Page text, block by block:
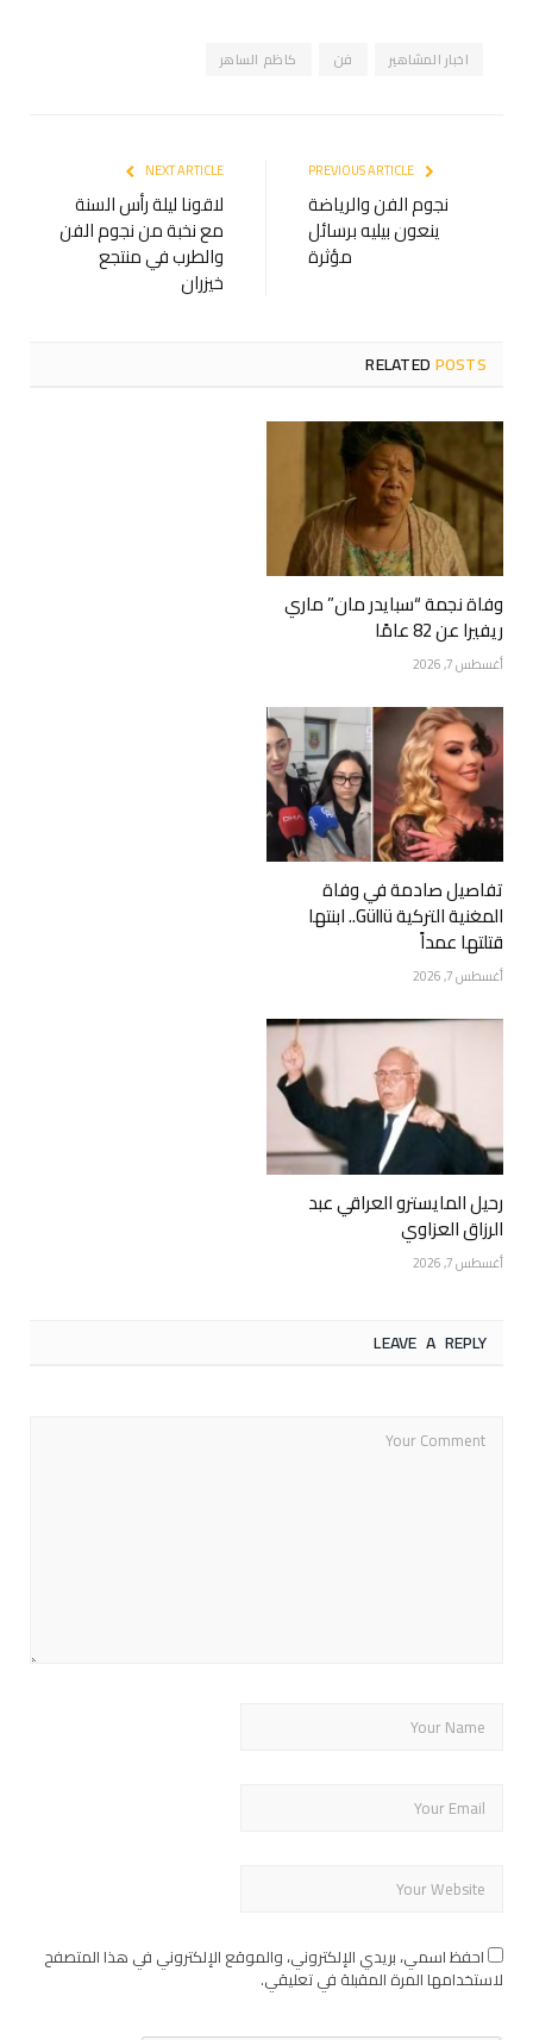
اخبار المشاهير فن كاظم الساهر
نجوم الفن والرياضة
ينعون بيليه برسائل
مؤثرة
NEXT ARTICLE
لاقونا ليلة رأس السنة
مع نخبة من نجوم الفن
والطرب في منتجع
خيزران
RELATEDPOSTS
وفاة نجمة “سبايدر مان” ماري
ريفيرا عن 82 عامًا
أغسطس 7, 2026
تفاصيل صادمة في وفاة
المغنية التركية Güllü.. ابنتها
قتلتها عمداً
أغسطس 7, 2026
رحيل المايسترو العراقي عبد
الرزاق العزاوي
أغسطس 7, 2026
LEAVE A REPLY
احفظ اسمي، بريدي الإلكتروني، والموقع الإلكتروني في هذا المتصفح
لاستخدامها المرة المقبلة في تعليقي.